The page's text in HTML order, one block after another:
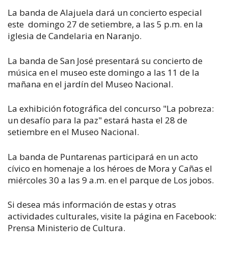
La banda de Alajuela dará un concierto especial
este domingo 27 de setiembre, a las 5 p.m. en la
iglesia de Candelaria en Naranjo.
La banda de San José presentará su concierto de
música en el museo este domingo a las 11 de la
mañana en el jardín del Museo Nacional.
La exhibición fotográfica del concurso "La pobreza:
un desafío para la paz" estará hasta el 28 de
setiembre en el Museo Nacional.
La banda de Puntarenas participará en un acto
cívico en homenaje a los héroes de Mora y Cañas el
miércoles 30 a las 9 a.m. en el parque de Los jobos.
Si desea más información de estas y otras
actividades culturales, visite la página en Facebook:
Prensa Ministerio de Cultura.